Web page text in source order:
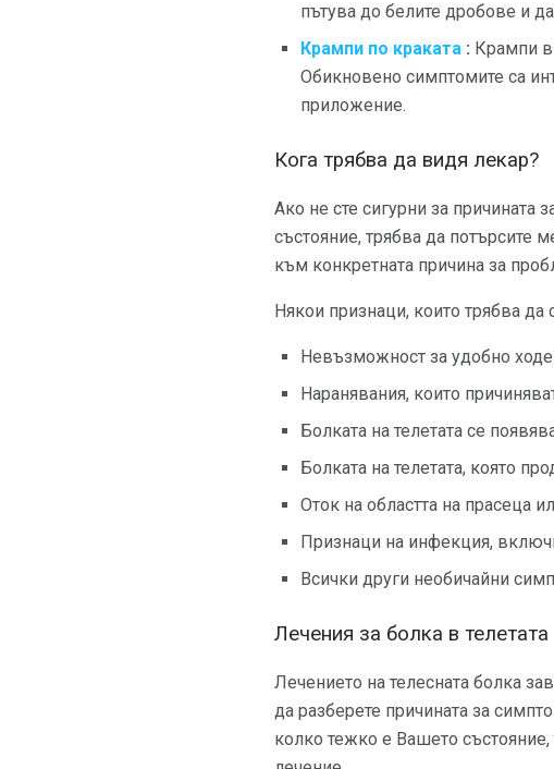
пътува до белите дробове и
Крампи по краката : Крампи в
Обикновено симптомите са
приложение.
Кога трябва да видя лекар?
Ако не сте сигурни за причината
състояние, трябва да потърсите
към конкретната причина за
Някои признаци, които трябва да
Невъзможност за удобно
Наранявания, които
Болката на телетата се
Болката на телетата, която
Оток на областта на прасеца
Признаци на инфекция,
Всички други необичайни
Лечения за болка в телетата
Лечението на телесната болка
да разберете причината за
колко тежко е Вашето